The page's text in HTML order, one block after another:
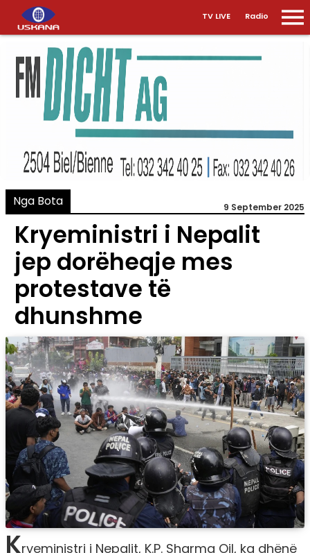
TV LIVE Radio
Nga Bota 9 September 2025
Kryeministri i Nepalit
jep dorëheqje mes
protestave të
dhunshme
Kryeministri i Nepalit, K.P. Sharma Oil, ka dhënë